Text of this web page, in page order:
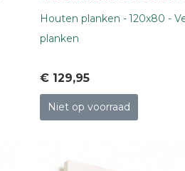
Houten planken - 120x80 -
planken
€ 129,95
Niet op voorraad